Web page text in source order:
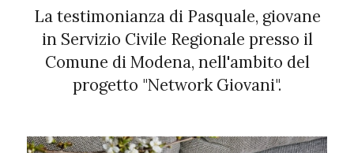
La testimonianza di Pasquale, giovane
in Servizio Civile Regionale presso il
Comune di Modena, nell'ambito del
progetto "Network Giovani".